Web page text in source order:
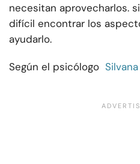
necesitan aprovecharlos.
difícil encontrar los
ayudarlo.
Según el psicólogo